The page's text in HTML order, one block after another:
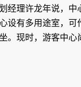
经理许龙年说，中
设有多用途室，可
现时，游客中心